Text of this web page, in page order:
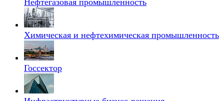
Нефтегазовая промышленность
Химическая и нефтехимическая промышленность
Госсектор